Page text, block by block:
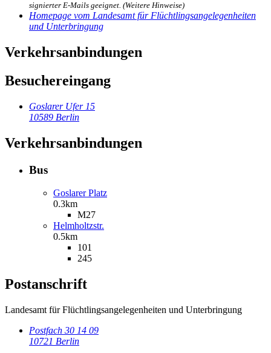
signierter E-Mails geeignet. (Weitere Hinweise)
Homepage vom Landesamt für Flüchtlingsangelegenheiten
und Unterbringung
Verkehrsanbindungen
Besuchereingang
Goslarer Ufer 15
10589 Berlin
Verkehrsanbindungen
Bus
Goslarer Platz
0.3km
M27
Helmholtzstr.
0.5km
101
245
Postanschrift
Landesamt für Flüchtlingsangelegenheiten und Unterbringung
Postfach 30 14 09
10721 Berlin